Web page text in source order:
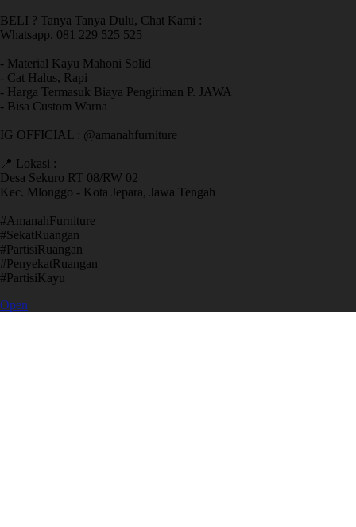
BELI ? Tanya Tanya Dulu, Chat Kami :
Whatsapp. 081 229 525 525
- Material Kayu Mahoni Solid
- Cat Halus, Rapi
- Harga Termasuk Biaya Pengiriman P. JAWA
- Bisa Custom Warna
IG OFFICIAL : @amanahfurniture
📍 Lokasi :
Desa Sekuro RT 08/RW 02
Kec. Mlonggo - Kota Jepara, Jawa Tengah
​#AmanahFurniture
​#SekatRuangan
​#PartisiRuangan
​#PenyekatRuangan
​#PartisiKayu
Open